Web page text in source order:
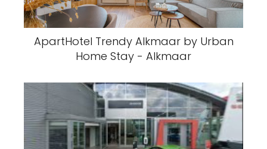
ApartHotel Trendy Alkmaar by Urban
Home Stay - Alkmaar